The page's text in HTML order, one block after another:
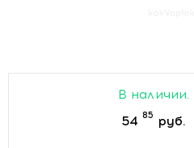
В наличии.
54 85 руб.